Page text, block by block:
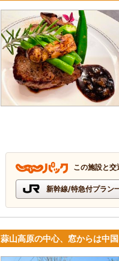
この施設と
新幹線/特急付プラン
蒜山高原の中心、窓からは中